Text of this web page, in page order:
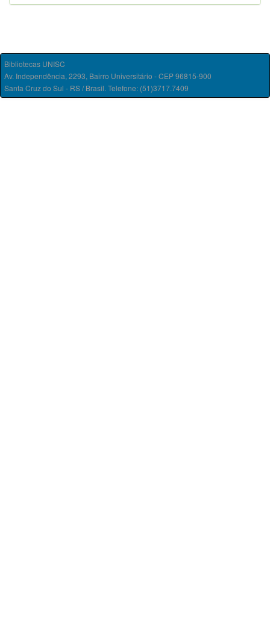
Bibliotecas UNISC
Av. Independência, 2293, Bairro Universitário - CEP 96815-900
Santa Cruz do Sul - RS / Brasil. Telefone: (51)3717.7409